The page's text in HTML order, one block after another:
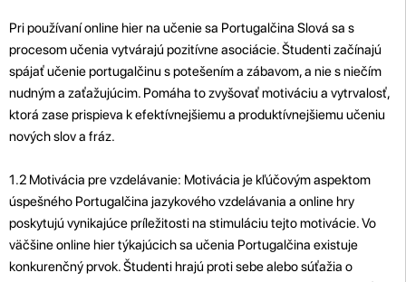
Pri používaní online hier na učenie sa Portugalčina Slová sa s
procesom učenia vytvárajú pozitívne asociácie. Študenti začínajú
spájať učenie portugalčinu s potešením a zábavom, a nie s niečím
nudným a zaťažujúcim. Pomáha to zvyšovať motiváciu a vytrvalosť,
ktorá zase prispieva k efektívnejšiemu a produktívnejšiemu učeniu
nových slov a fráz.
1.2 Motivácia pre vzdelávanie: Motivácia je kľúčovým aspektom
úspešného Portugalčina jazykového vzdelávania a online hry
poskytujú vynikajúce príležitosti na stimuláciu tejto motivácie. Vo
väčšine online hier týkajúcich sa učenia Portugalčina existuje
konkurenčný prvok. Študenti hrajú proti sebe alebo súťažia o